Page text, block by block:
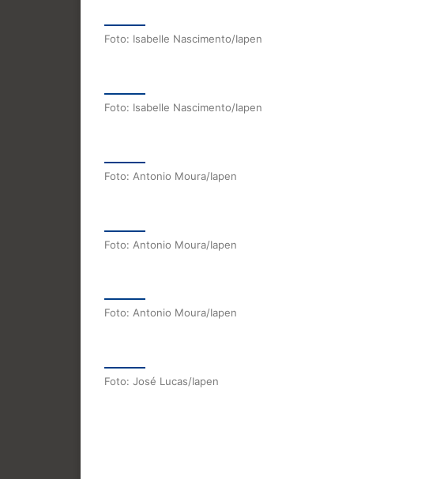
Foto: Isabelle Nascimento/Iapen
Foto: Isabelle Nascimento/Iapen
Foto: Antonio Moura/Iapen
Foto: Antonio Moura/Iapen
Foto: Antonio Moura/Iapen
Foto: José Lucas/Iapen